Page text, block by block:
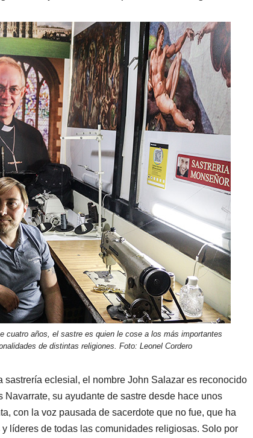
cuatro años, el sastre es quien le cose a los más importantes
de distintas religiones. Foto: Leonel Cordero
sastrería eclesial, el nombre John Salazar es reconocido
su ayudante de sastre desde hace unos
con la voz pausada de sacerdote que no fue, que ha
líderes de todas las comunidades religiosas. Solo por